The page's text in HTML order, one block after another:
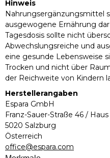
Hinweis
Nahrungsergänzungsmittel
ausgewogene Ernährung
Tagesdosis sollte nicht
Abwechslungsreiche und
eine gesunde Lebensweise
Trocken und nicht über
der Reichweite von Kindern
Herstellerangaben
Espara GmbH
Franz-Sauer-Straße 46 / Haus
5020 Salzburg
Österreich
office@espara.com